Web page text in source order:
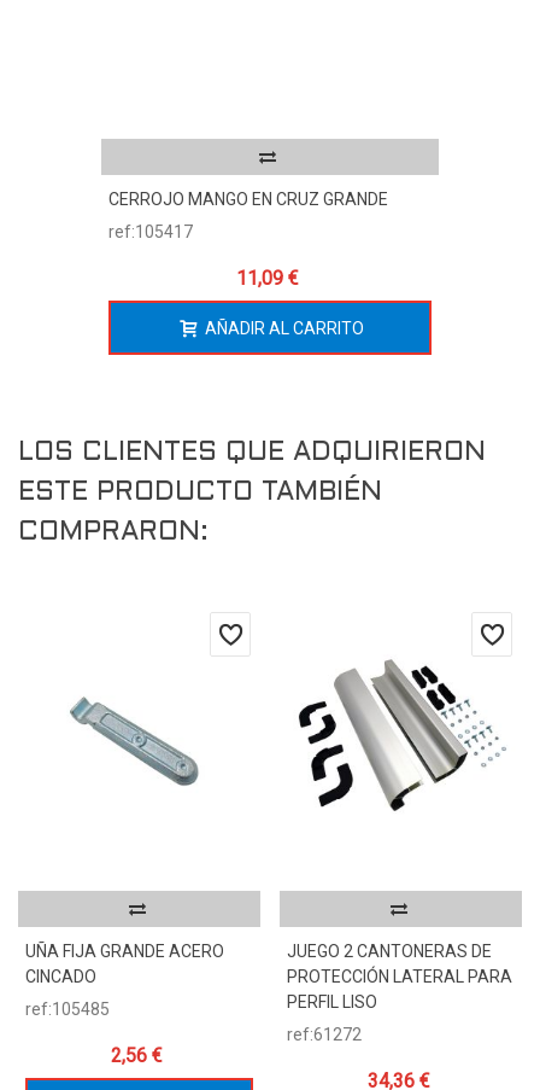
CERROJO MANGO EN CRUZ GRANDE
ref:105417
11,09 €
AÑADIR AL CARRITO
LOS CLIENTES QUE ADQUIRIERON
ESTE PRODUCTO TAMBIÉN
COMPRARON:
UÑA FIJA GRANDE ACERO
CINCADO
ref:105485
2,56 €
JUEGO 2 CANTONERAS DE
PROTECCIÓN LATERAL PARA
PERFIL LISO
ref:61272
34,36 €